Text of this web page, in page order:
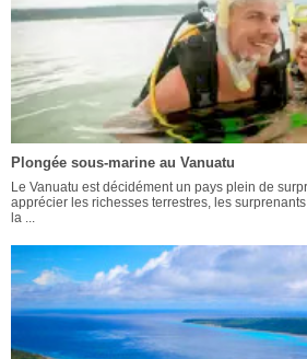
Plongée sous-marine au Vanuatu
Le Vanuatu est décidément un pays plein de
apprécier les richesses terrestres, les
la ...